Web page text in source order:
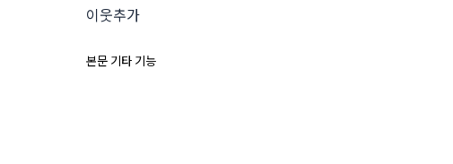
이웃추가
본문 기타 기능